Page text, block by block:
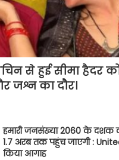
से हुई सीमा हैदर
जश्न का दौर।
हमारी जनसंख्या 2060 के
1.7 अरब तक पहुंच जाएगी :
किया आगाह